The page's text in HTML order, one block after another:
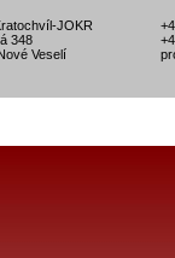
JOKR
348
Veselí